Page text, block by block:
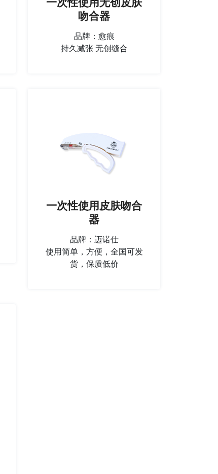
吻合器
品牌：愈痕
持久减张 无创缝合
一次性使用皮肤吻合
器
品牌：迈诺仕
使用简单，方便，全国可发
货，保质低价